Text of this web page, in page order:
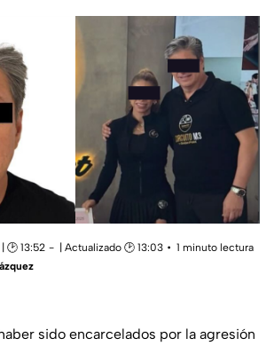
🕑 13:52 | Actualizado 🕑 13:03
1 minuto lectura
sido encarcelados por la agresión